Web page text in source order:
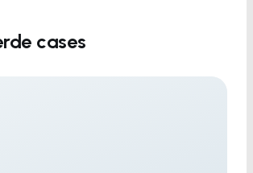
cases